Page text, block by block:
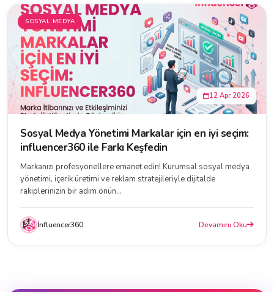
SOSYAL MEDYA
12 Apr 2026
Sosyal Medya Yönetimi Markalar için en iyi seçim:
influencer360 ile Farkı Keşfedin
Markanızı profesyonellere emanet edin! Kurumsal sosyal medya
yönetimi, içerik üretimi ve reklam stratejileriyle dijitalde
rakiplerinizin bir adım önün...
İnfluencer360 Devamını Oku